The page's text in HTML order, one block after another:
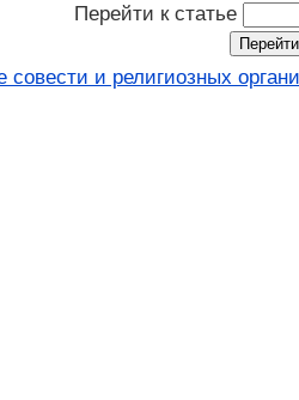
Перейти к статье
и религиозных